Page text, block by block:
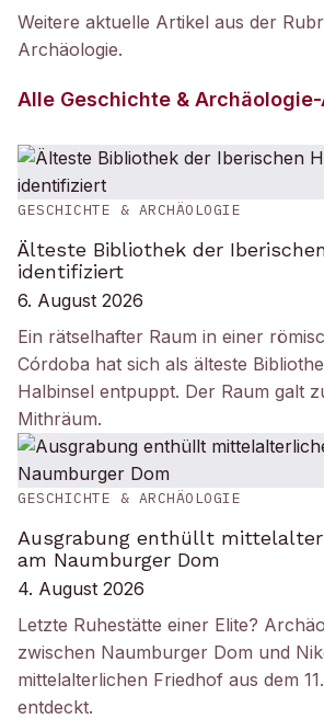
Weitere aktuelle Artikel aus der
Archäologie.
Alle Geschichte & Archäologie
GESCHICHTE & ARCHÄOLOGIE
Älteste Bibliothek der
identifiziert
6. August 2026
Ein rätselhafter Raum in einer
Córdoba hat sich als älteste
Halbinsel entpuppt. Der Raum galt
Mithräum.
GESCHICHTE & ARCHÄOLOGIE
Ausgrabung enthüllt
am Naumburger Dom
4. August 2026
Letzte Ruhestätte einer Elite?
zwischen Naumburger Dom und
mittelalterlichen Friedhof aus dem
entdeckt.